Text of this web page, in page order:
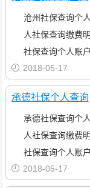
沧州社保查询个
人社保查询缴费
社保查询个人账
2018-05-17
承德社保个人查询
承德社保查询个
人社保查询缴费
社保查询个人账
2018-05-17